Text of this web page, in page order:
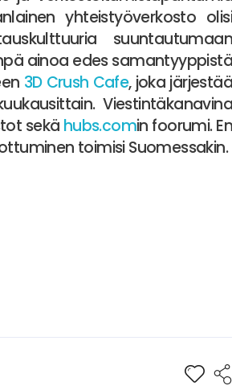
yhteistyöverkosto olisi
suuntautumaan
ainoa edes samantyyppistä
3D Crush Cafe, joka järjestää
Viestintäkanavina
sekä hubs.comin foorumi. En
toimisi Suomessakin.